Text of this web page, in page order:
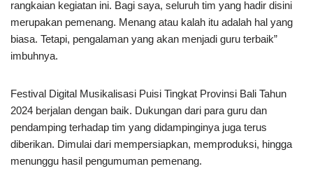
rangkaian kegiatan ini. Bagi saya, seluruh tim yang hadir disini
merupakan pemenang. Menang atau kalah itu adalah hal yang
biasa. Tetapi, pengalaman yang akan menjadi guru terbaik”
imbuhnya.
Festival Digital Musikalisasi Puisi Tingkat Provinsi Bali Tahun
2024 berjalan dengan baik. Dukungan dari para guru dan
pendamping terhadap tim yang didampinginya juga terus
diberikan. Dimulai dari mempersiapkan, memproduksi, hingga
menunggu hasil pengumuman pemenang.